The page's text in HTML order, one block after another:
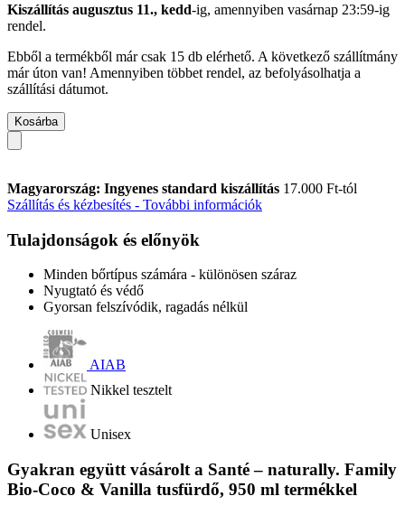
Kiszállítás augusztus 11., kedd-ig, amennyiben vasárnap 23:59-ig
rendel.
Ebből a termékből már csak 15 db elérhető. A következő szállítmány
már úton van! Amennyiben többet rendel, az befolyásolhatja a
szállítási dátumot.
Kosárba
Magyarország: Ingyenes standard kiszállítás 17.000 Ft-tól
Szállítás és kézbesítés - További információk
Tulajdonságok és előnyök
Minden bőrtípus számára - különösen száraz
Nyugtató és védő
Gyorsan felszívódik, ragadás nélkül
AIAB
Nikkel tesztelt
Unisex
Gyakran együtt vásárolt a Santé – naturally. Family
Bio-Coco & Vanilla tusfürdő, 950 ml termékkel